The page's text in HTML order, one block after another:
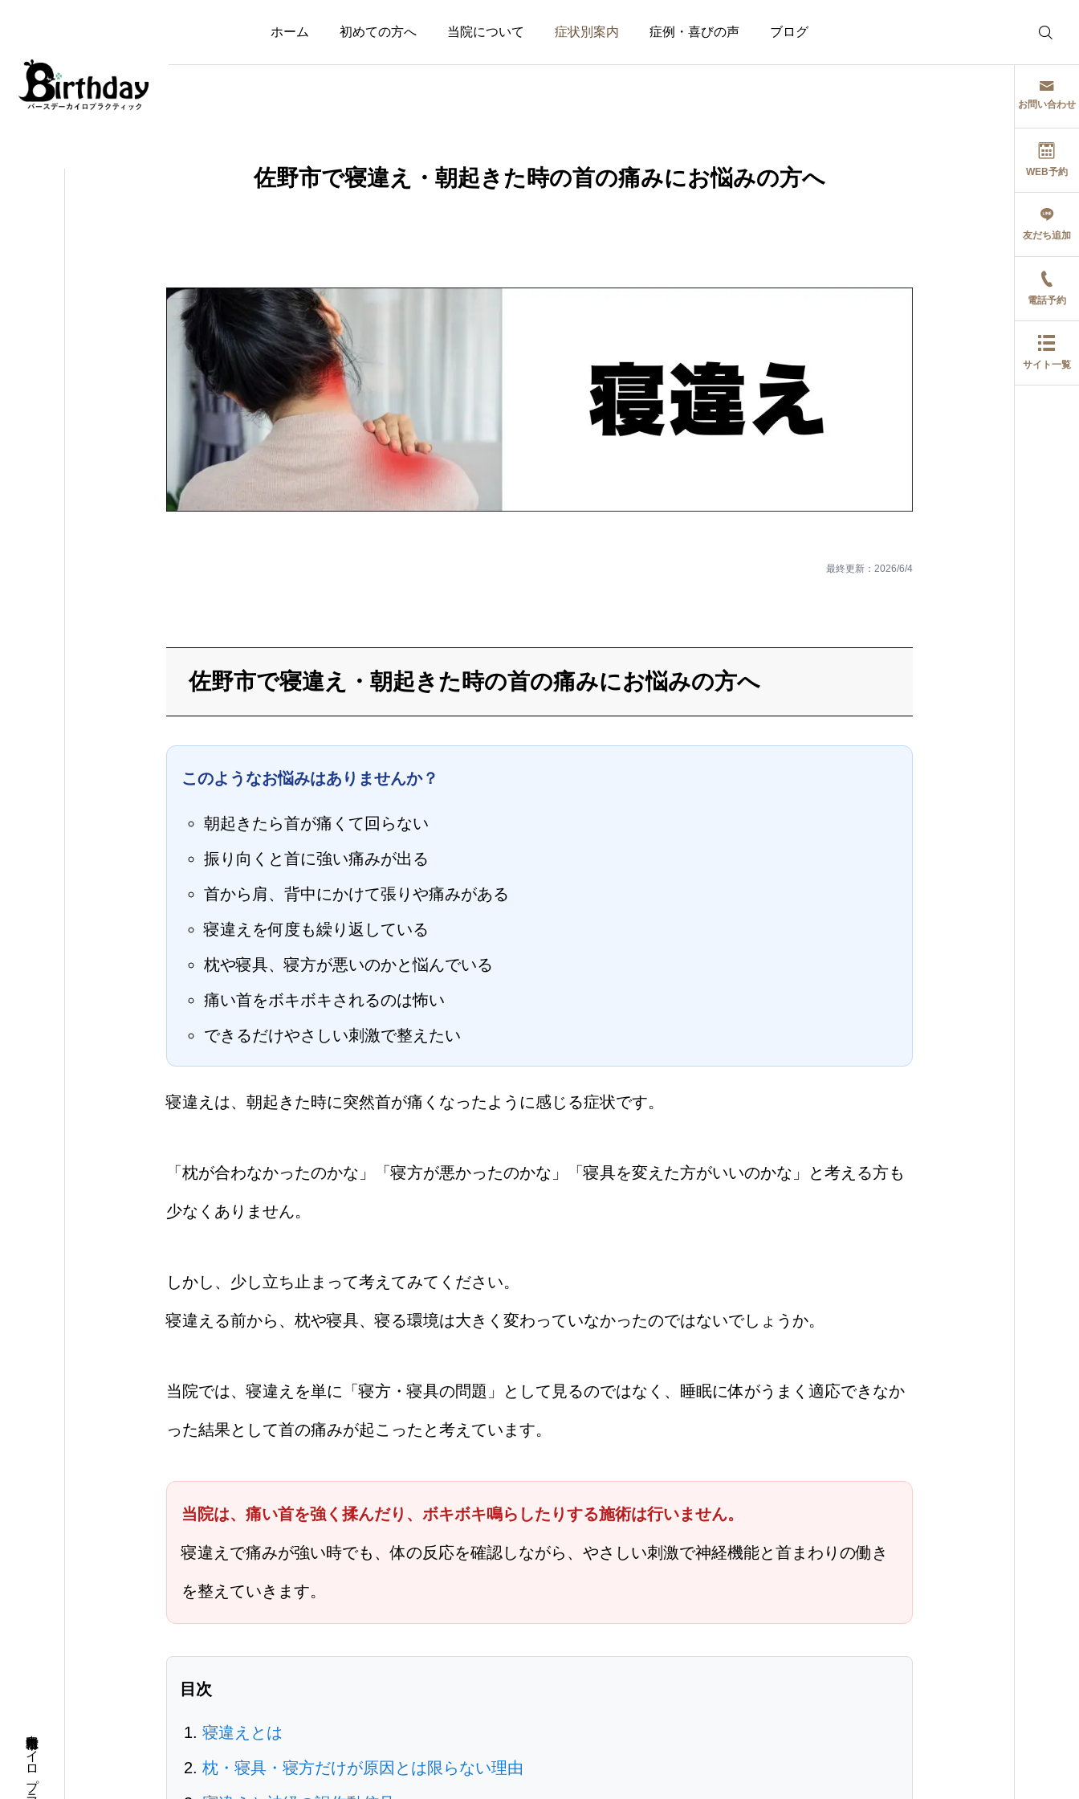
ホーム 初めての方へ 当院について 症状別案内 症例・喜びの声 ブログ
イップス・ジストニア 症例・喜びの声 症例・喜びの声 治療関係
心身条件反射療
（PCRT）中級
ー参加報告
お問い合わせ
WEB予約
友だち追加
電話予約
サイト一覧
佐野市で寝違え・朝起きた時の首の痛みにお悩みの方へ
最終更新： 2026/6/4
佐野市で寝違え・朝起きた時の首の痛みにお悩みの方へ
このようなお悩みはありませんか？
朝起きたら首が痛くて回らない
振り向くと首に強い痛みが出る
首から肩、背中にかけて張りや痛みがある
寝違えを何度も繰り返している
枕や寝具、寝方が悪いのかと悩んでいる
痛い首をボキボキされるのは怖い
できるだけやさしい刺激で整えたい
寝違えは、朝起きた時に突然首が痛くなったように感じる症状です。
「枕が合わなかったのかな」「寝方が悪かったのかな」「寝具を変えた方がいいのかな」と考える方も
少なくありません。
しかし、少し立ち止まって考えてみてください。
寝違える前から、枕や寝具、寝る環境は大きく変わっていなかったのではないでしょうか。
当院では、寝違えを単に「寝方・寝具の問題」として見るのではなく、睡眠に体がうまく適応できなか
った結果として首の痛みが起こったと考えています。
当院は、痛い首を強く揉んだり、ボキボキ鳴らしたりする施術は行いません。
寝違えで痛みが強い時でも、体の反応を確認しながら、やさしい刺激で神経機能と首まわりの働き
を整えていきます。
目次
寝違えとは
枕・寝具・寝方だけが原因とは限らない理由